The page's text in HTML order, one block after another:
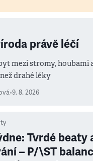
právě léčí
mezi stromy, houbami
drahé léky
•9. 8. 2026
Tvrdé beaty
– P/\ST